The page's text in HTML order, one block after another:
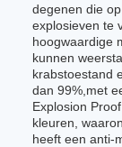
degenen die
explosieven te
hoogwaardige
kunnen
krabstoestand
dan 99%,met
Explosion
kleuren,
heeft een anti-